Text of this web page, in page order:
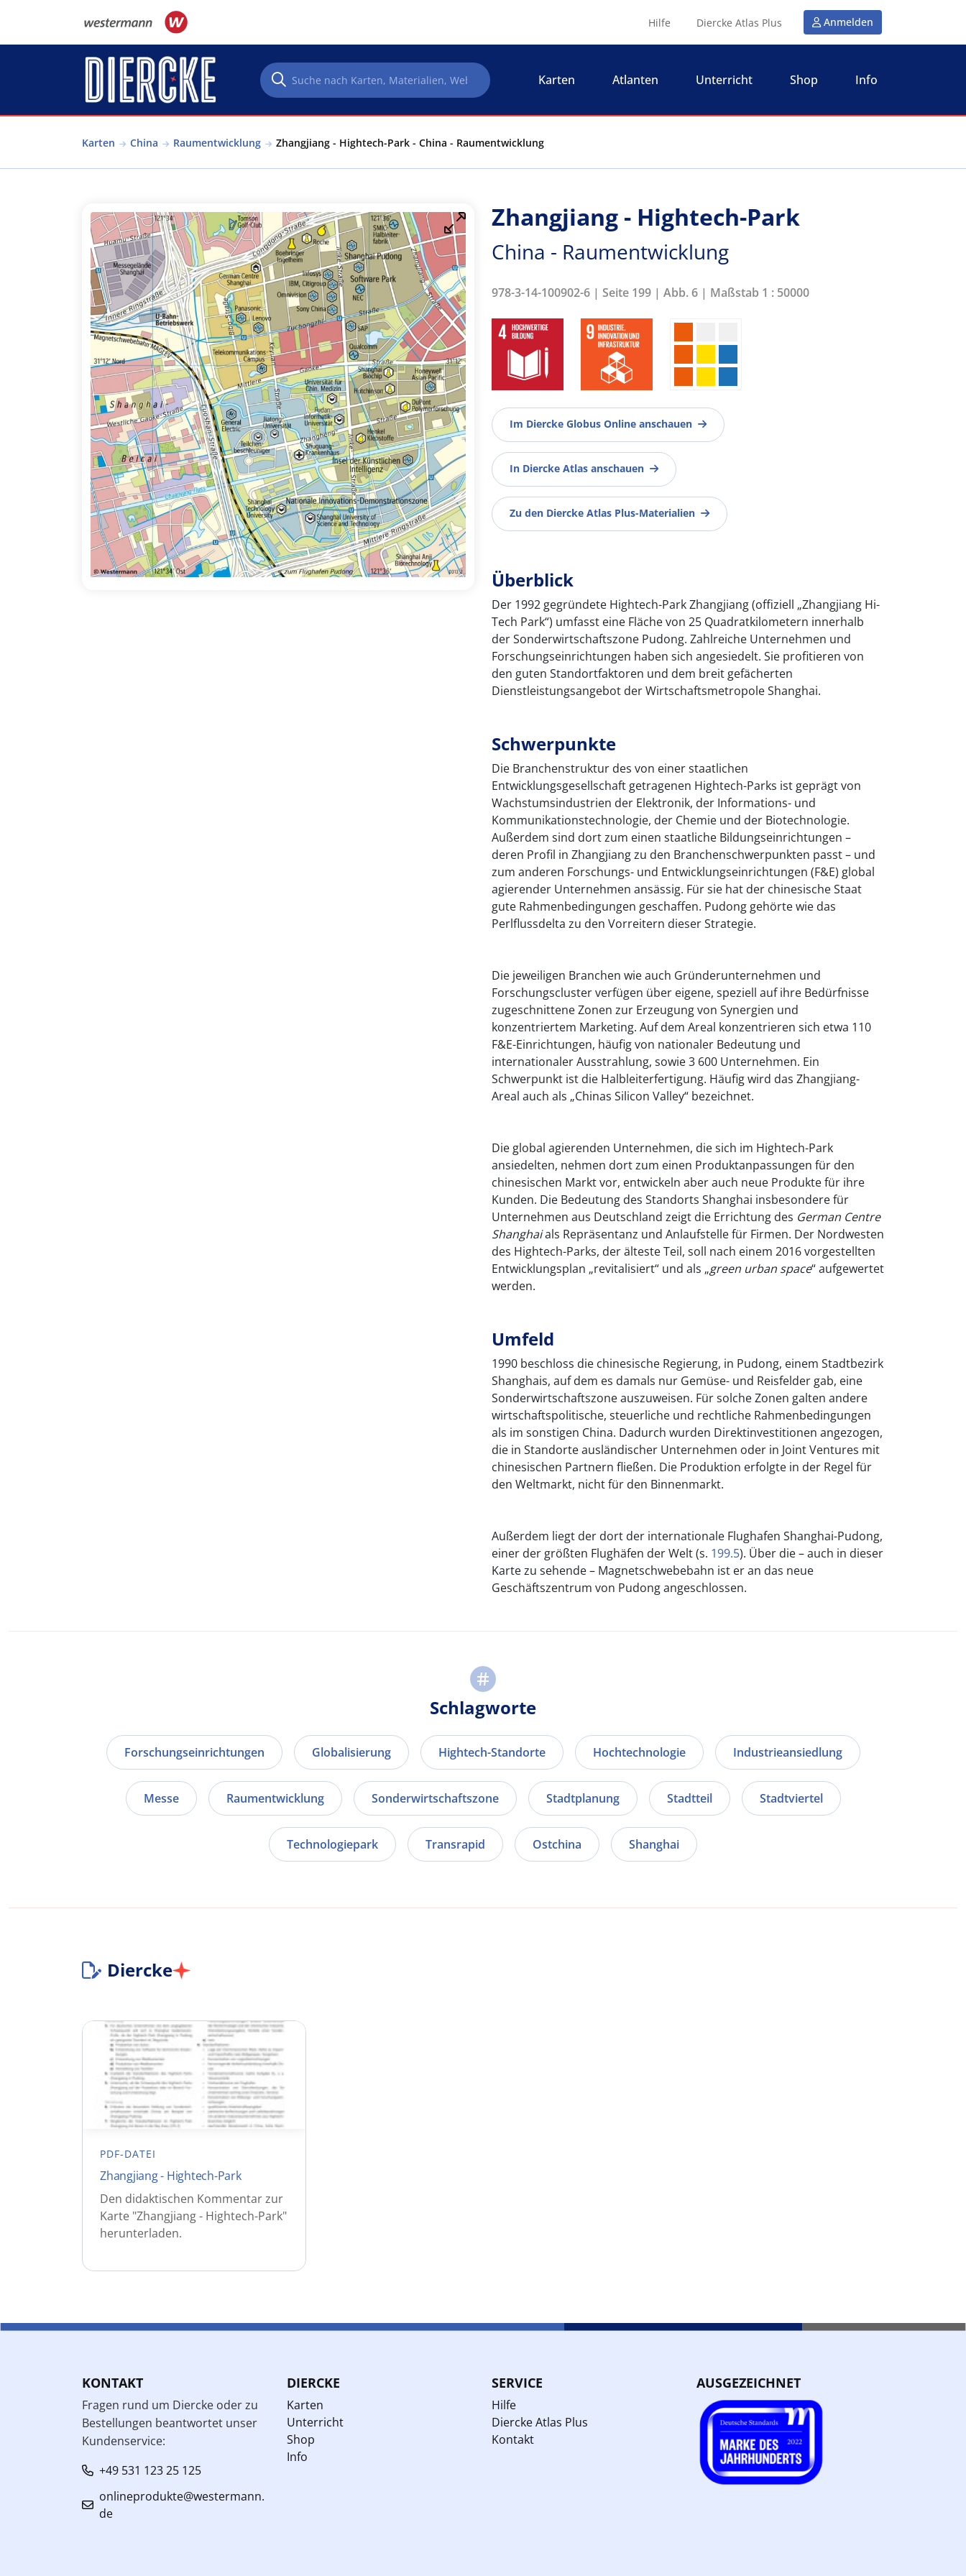
Hilfe Diercke Atlas Plus Anmelden
Karten Atlanten Unterricht Shop Info
Karten China Raumentwicklung Zhangjiang - Hightech-Park - China - Raumentwicklung
Zhangjiang - Hightech-Park
China - Raumentwicklung
978-3-14-100902-6 | Seite 199 | Abb. 6 | Maßstab 1 : 50000
Im Diercke Globus Online anschauen
In Diercke Atlas anschauen
Zu den Diercke Atlas Plus-Materialien
Überblick
Der 1992 gegründete Hightech-Park Zhangjiang (offiziell „Zhangjiang Hi-
Tech Park“) umfasst eine Fläche von 25 Quadratkilometern innerhalb
der Sonderwirtschaftszone Pudong. Zahlreiche Unternehmen und
Forschungseinrichtungen haben sich angesiedelt. Sie profitieren von
den guten Standortfaktoren und dem breit gefächerten
Dienstleistungsangebot der Wirtschaftsmetropole Shanghai.
Schwerpunkte
Die Branchenstruktur des von einer staatlichen
Entwicklungsgesellschaft getragenen Hightech-Parks ist geprägt von
Wachstumsindustrien der Elektronik, der Informations- und
Kommunikationstechnologie, der Chemie und der Biotechnologie.
Außerdem sind dort zum einen staatliche Bildungseinrichtungen –
deren Profil in Zhangjiang zu den Branchenschwerpunkten passt – und
zum anderen Forschungs- und Entwicklungseinrichtungen (F&E) global
agierender Unternehmen ansässig. Für sie hat der chinesische Staat
gute Rahmenbedingungen geschaffen. Pudong gehörte wie das
Perlflussdelta zu den Vorreitern dieser Strategie.
Die jeweiligen Branchen wie auch Gründerunternehmen und
Forschungscluster verfügen über eigene, speziell auf ihre Bedürfnisse
zugeschnittene Zonen zur Erzeugung von Synergien und
konzentriertem Marketing. Auf dem Areal konzentrieren sich etwa 110
F&E-Einrichtungen, häufig von nationaler Bedeutung und
internationaler Ausstrahlung, sowie 3 600 Unternehmen. Ein
Schwerpunkt ist die Halbleiterfertigung. Häufig wird das Zhangjiang-
Areal auch als „Chinas Silicon Valley“ bezeichnet.
Die global agierenden Unternehmen, die sich im Hightech-Park
ansiedelten, nehmen dort zum einen Produktanpassungen für den
chinesischen Markt vor, entwickeln aber auch neue Produkte für ihre
Kunden. Die Bedeutung des Standorts Shanghai insbesondere für
Unternehmen aus Deutschland zeigt die Errichtung des German Centre
Shanghaials Repräsentanz und Anlaufstelle für Firmen. Der Nordwesten
des Hightech-Parks, der älteste Teil, soll nach einem 2016 vorgestellten
Entwicklungsplan „revitalisiert“ und als „green urban space“ aufgewertet
werden.
Umfeld
1990 beschloss die chinesische Regierung, in Pudong, einem Stadtbezirk
Shanghais, auf dem es damals nur Gemüse- und Reisfelder gab, eine
Sonderwirtschaftszone auszuweisen. Für solche Zonen galten andere
wirtschaftspolitische, steuerliche und rechtliche Rahmenbedingungen
als im sonstigen China. Dadurch wurden Direktinvestitionen angezogen,
die in Standorte ausländischer Unternehmen oder in Joint Ventures mit
chinesischen Partnern fließen. Die Produktion erfolgte in der Regel für
den Weltmarkt, nicht für den Binnenmarkt.
Außerdem liegt der dort der internationale Flughafen Shanghai-Pudong,
einer der größten Flughäfen der Welt (s. 199.5). Über die – auch in dieser
Karte zu sehende – Magnetschwebebahn ist er an das neue
Geschäftszentrum von Pudong angeschlossen.
Schlagworte
Forschungseinrichtungen Globalisierung Hightech-Standorte Hochtechnologie Industrieansiedlung
Messe Raumentwicklung Sonderwirtschaftszone Stadtplanung Stadtteil Stadtviertel
Technologiepark Transrapid Ostchina Shanghai
Diercke
PDF-DATEI
Zhangjiang - Hightech-Park
Den didaktischen Kommentar zur
Karte "Zhangjiang - Hightech-Park"
herunterladen.
KONTAKT
Fragen rund um Diercke oder zu
Bestellungen beantwortet unser
Kundenservice:
+49 531 123 25 125
onlineprodukte@westermann.
de
DIERCKE
Karten
Unterricht
Shop
Info
SERVICE
Hilfe
Diercke Atlas Plus
Kontakt
AUSGEZEICHNET